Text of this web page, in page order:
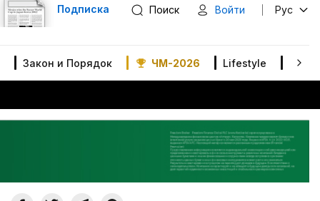
Подписка Поиск Войти Рус
Закон и Порядок ЧМ-2026 Lifestyle В